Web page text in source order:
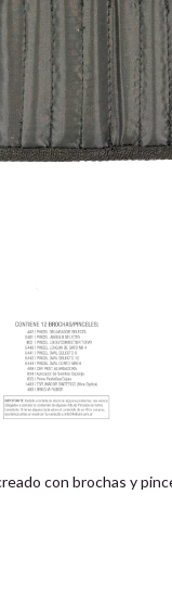
con brochas y